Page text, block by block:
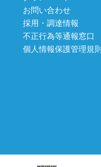
お問い合わせ
採用・調達情報
不正行為等通報窓口
個人情報保護管理規則